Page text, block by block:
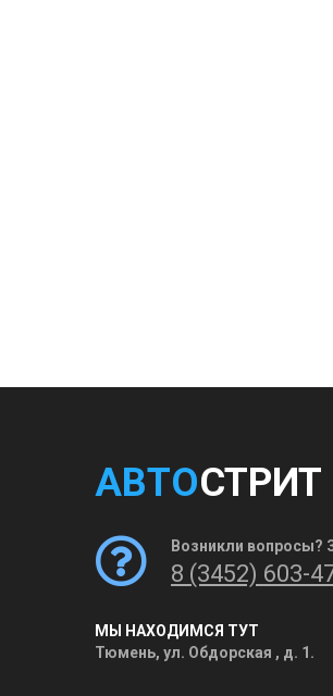
АВТОСТРИТ
Возникли вопросы?
8 (3452) 603-
МЫ НАХОДИМСЯ ТУТ
Тюмень, ул. Обдорская , д. 1.